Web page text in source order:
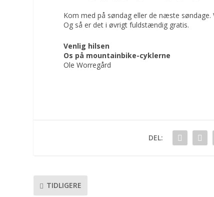
Kom med på søndag eller de næste søndage.
Og så er det i øvrigt fuldstændig gratis.
Venlig hilsen
Os på mountainbike-cyklerne
Ole Worregård
DEL:
TIDLIGERE